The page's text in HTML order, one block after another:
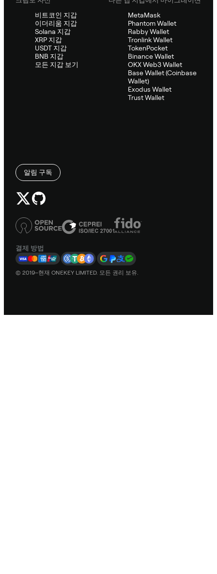
비트코인 지갑
이더리움 지갑
Solana 지갑
XRP 지갑
USDT 지갑
BNB 지갑
모든 지갑 보기
MetaMask
Phantom Wallet
Rabby Wallet
Tronlink Wallet
TokenPocket
Binance Wallet
OKX Web3 Wallet
Base Wallet (Coinbase
Wallet)
Exodus Wallet
Trust Wallet
알림 구독
결제 방법
© 2019–현재 ONEKEY LIMITED. 모든 권리 보유.